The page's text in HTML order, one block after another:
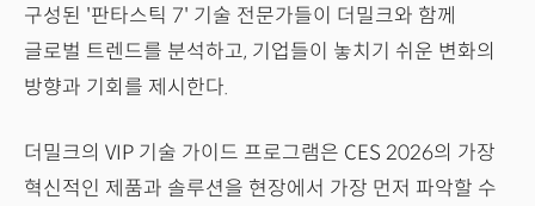
구성된 '판타스틱 7' 기술 전문가들이 더밀크와 함께
글로벌 트렌드를 분석하고, 기업들이 놓치기 쉬운 변화의
방향과 기회를 제시한다.
더밀크의 VIP 기술 가이드 프로그램은 CES 2026의 가장
혁신적인 제품과 솔루션을 현장에서 가장 먼저 파악할 수